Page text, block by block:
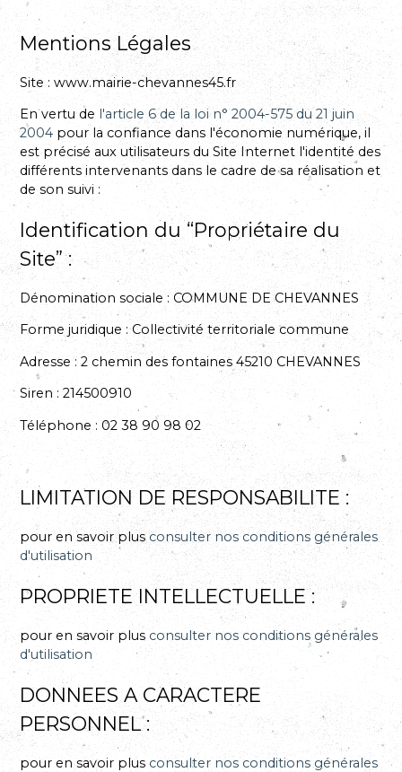
Mentions Légales
Site :www.mairie-chevannes45.fr
En vertu de l'article 6 de la loi n° 2004-575 du 21 juin
2004 pour la confiance dans l'économie numérique, il
est précisé aux utilisateurs du Site Internet l'identité des
différents intervenants dans le cadre de sa réalisation et
de son suivi :
Identification du “Propriétaire du
Site” :
Dénomination sociale : COMMUNE DE CHEVANNES
Forme juridique :Collectivité territoriale commune
Adresse :2 chemin des fontaines 45210 CHEVANNES
Siren :214500910
Téléphone : 02 38 90 98 02
LIMITATION DE RESPONSABILITE :
pour en savoir plus consulter nos conditions générales
d'utilisation
PROPRIETE INTELLECTUELLE :
pour en savoir plus consulter nos conditions générales
d'utilisation
DONNEES A CARACTERE
PERSONNEL :
pour en savoir plus consulter nos conditions générales